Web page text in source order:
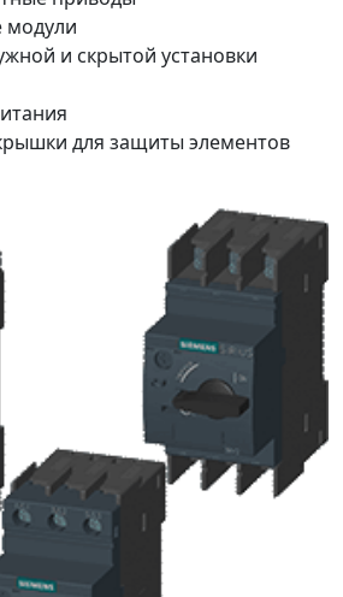
и скрытой установки
для защиты элементов